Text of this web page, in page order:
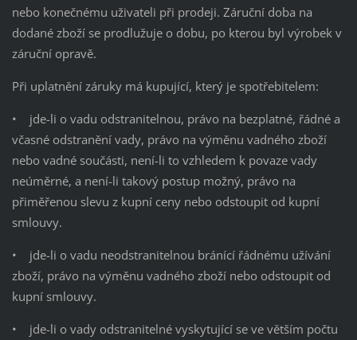
nebo konečnému uživateli při prodeji. Záruční doba na
dodané zboží se prodlužuje o dobu, po kterou byl výrobek v
záruční opravě.
Při uplatnění záruky má kupující, který je spotřebitelem:
• jde-li o vadu odstranitelnou, právo na bezplatné, řádné a
včasné odstranění vady, právo na výměnu vadného zboží
nebo vadné součásti, není-li to vzhledem k povaze vady
neúměrné, a není-li takový postup možný, právo na
přiměřenou slevu z kupní ceny nebo odstoupit od kupní
smlouvy.
• jde-li o vadu neodstranitelnou bránící řádnému užívání
zboží, právo na výměnu vadného zboží nebo odstoupit od
kupní smlouvy.
• jde-li o vady odstranitelné vyskytující se ve větším počtu